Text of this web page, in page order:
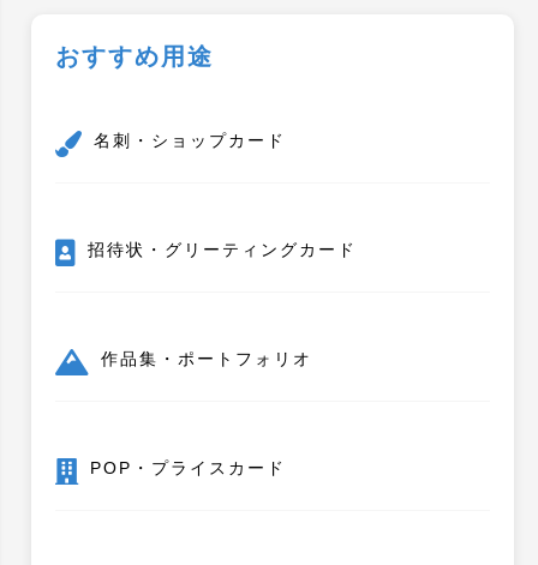
おすすめ用途
名刺・ショップカード
招待状・グリーティングカード
作品集・ポートフォリオ
POP・プライスカード